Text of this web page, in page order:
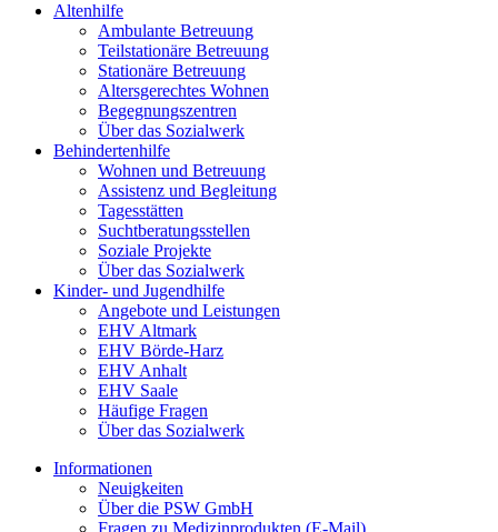
Altenhilfe
Ambulante Betreuung
Teilstationäre Betreuung
Stationäre Betreuung
Altersgerechtes Wohnen
Begegnungszentren
Über das Sozialwerk
Behindertenhilfe
Wohnen und Betreuung
Assistenz und Begleitung
Tagesstätten
Suchtberatungsstellen
Soziale Projekte
Über das Sozialwerk
Kinder- und Jugendhilfe
Angebote und Leistungen
EHV Altmark
EHV Börde-Harz
EHV Anhalt
EHV Saale
Häufige Fragen
Über das Sozialwerk
Informationen
Neuigkeiten
Über die PSW GmbH
Fragen zu Medizinprodukten (E-Mail)